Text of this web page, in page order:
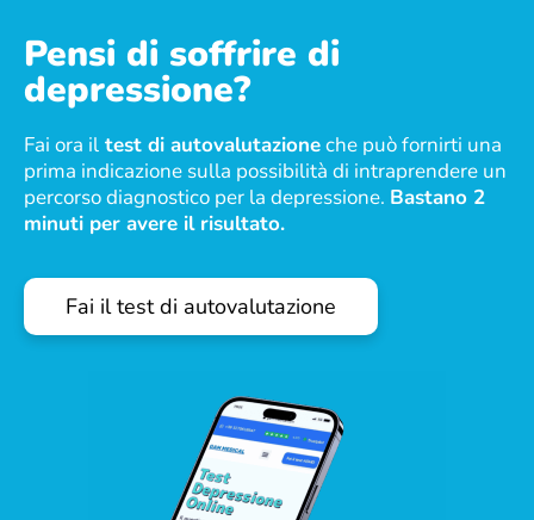
Pensi di soffrire di
depressione?
Fai ora il test di autovalutazioneche può fornirti una
prima indicazione sulla possibilità di intraprendere un
percorso diagnostico per la depressione. Bastano 2
minuti per avere il risultato.
Fai il test di autovalutazione